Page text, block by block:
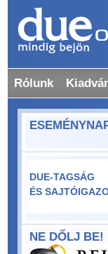
Rólunk
DUE-TAGSÁG
ÉS
NE DŐLJ BE!